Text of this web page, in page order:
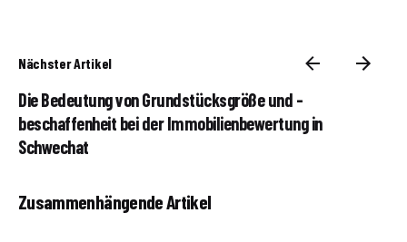
Nächster Artikel
Die Bedeutung von Grundstücksgröße und -
beschaffenheit bei der Immobilienbewertung in
Schwechat
Zusammenhängende Artikel